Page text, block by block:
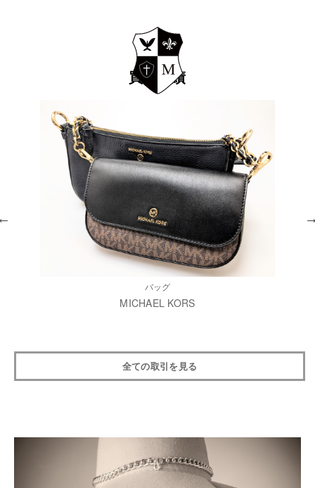
買取実績
バッグ
MICHAEL KORS
全ての取引を見る